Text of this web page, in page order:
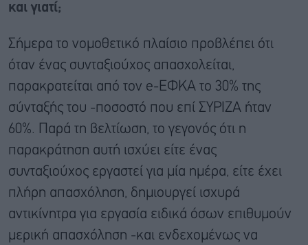
και γιατί;
Σήμερα το νομοθετικό πλαίσιο προβλέπει ότι
όταν ένας συνταξιούχος απασχολείται,
παρακρατείται από τον e-ΕΦΚΑ το 30% της
σύνταξής του -ποσοστό που επί ΣΥΡΙΖΑ ήταν
60%. Παρά τη βελτίωση, το γεγονός ότι η
παρακράτηση αυτή ισχύει είτε ένας
συνταξιούχος εργαστεί για μία ημέρα, είτε έχει
πλήρη απασχόληση, δημιουργεί ισχυρά
αντικίνητρα για εργασία ειδικά όσων επιθυμούν
μερική απασχόληση -και ενδεχομένως να